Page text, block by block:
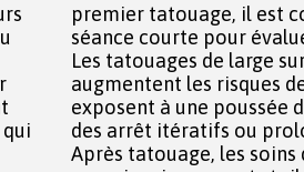
premier tatouage, il est
séance courte pour évaluer la cicatrisation du tatouage.
Les tatouages de large
augmentent les risques
exposent à une poussée
des arrêt itératifs ou
Après tatouage, les